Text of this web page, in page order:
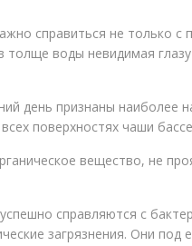
справиться не только
толще воды невидимая
день признаны наиболее
поверхностях чаши
вещество, не
справляются с
загрязнения. Они под